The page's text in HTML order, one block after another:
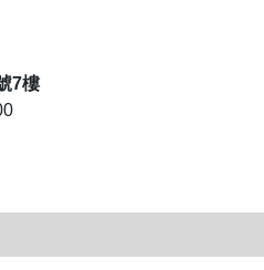
7樓